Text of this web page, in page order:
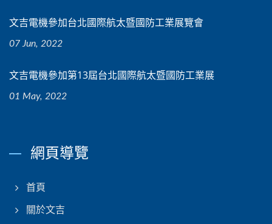
文吉電機參加台北國際航太暨國防工業展覽會
07 Jun, 2022
文吉電機參加第13屆台北國際航太暨國防工業展
01 May, 2022
網頁導覽
首頁
關於文吉